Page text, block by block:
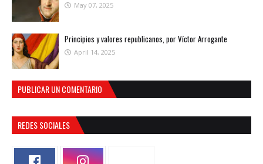
May 07, 2025
Principios y valores republicanos, por Víctor Arrogante
April 14, 2025
PUBLICAR UN COMENTARIO
REDES SOCIALES